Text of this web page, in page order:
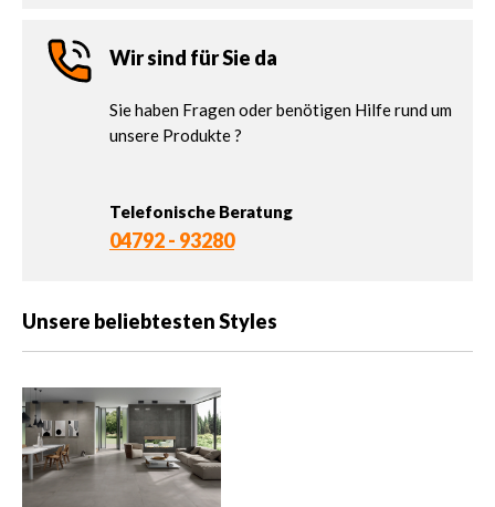
Wir sind für Sie da
Sie haben Fragen oder benötigen Hilfe rund um
unsere Produkte ?
Telefonische Beratung
04792 - 93280
Unsere beliebtesten Styles